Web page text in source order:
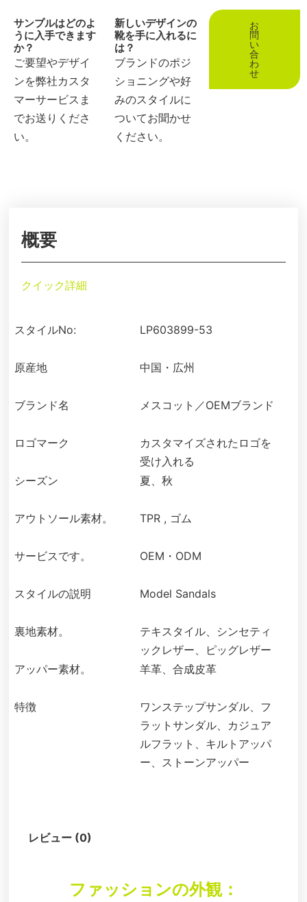
サンプルはどのよ
うに入手できます
か？
ご要望やデザイ
ンを弊社カスタ
マーサービスま
でお送りくださ
い。
新しいデザインの
靴を手に入れるに
は？
ブランドのポジ
ショニングや好
みのスタイルに
ついてお聞かせ
ください。
お
問
い
合
わ
せ
概要
クイック詳細
スタイルNo: LP603899-53
原産地 中国・広州
ブランド名 メスコット／OEMブランド
ロゴマーク
カスタマイズされたロゴを
受け入れる
シーズン
夏、秋
アウトソール素材。 TPR , ゴム
サービスです。 OEM・ODM
スタイルの説明 Model Sandals
裏地素材。
テキスタイル、シンセティ
ックレザー、ピッグレザー
アッパー素材。
羊革、合成皮革
特徴
ワンステップサンダル、フ
ラットサンダル、カジュア
ルフラット、キルトアッパ
ー、ストーンアッパー
レビュー (0)
ファッションの外観：